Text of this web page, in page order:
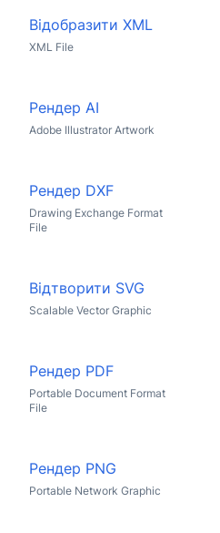
Відобразити XML
XML File
Рендер AI
Adobe Illustrator Artwork
Рендер DXF
Drawing Exchange Format
File
Відтворити SVG
Scalable Vector Graphic
Рендер PDF
Portable Document Format
File
Рендер PNG
Portable Network Graphic